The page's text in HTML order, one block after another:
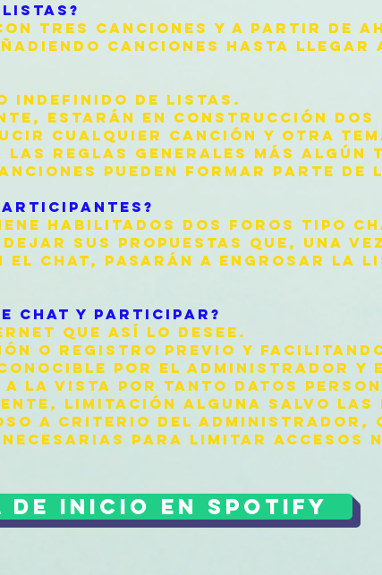
TRES CANCIONES Y A PARTIR DE
CANCIONES HASTA LLEGAR
INDEFINIDO DE LISTAS.
ESTARÁN EN CONSTRUCCIÓN
CUALQUIER CANCIÓN Y OTRA
REGLAS GENERALES MÁS ALGÚN
PUEDEN FORMAR PARTE DE
HABILITADOS DOS FOROS TIPO
SUS PROPUESTAS QUE, UNA
EL CHAT, PASARÁN A ENGROSAR LA
CHAT Y PARTICIPAR?
QUE ASÍ LO DESEE.
O REGISTRO PREVIO Y
POR EL ADMINISTRADOR Y
LA VISTA POR TANTO DATOS
LIMITACIÓN ALGUNA SALVO LAS
A CRITERIO DEL ADMINISTRADOR,
PARA LIMITAR ACCESOS
de inicio en Spotify